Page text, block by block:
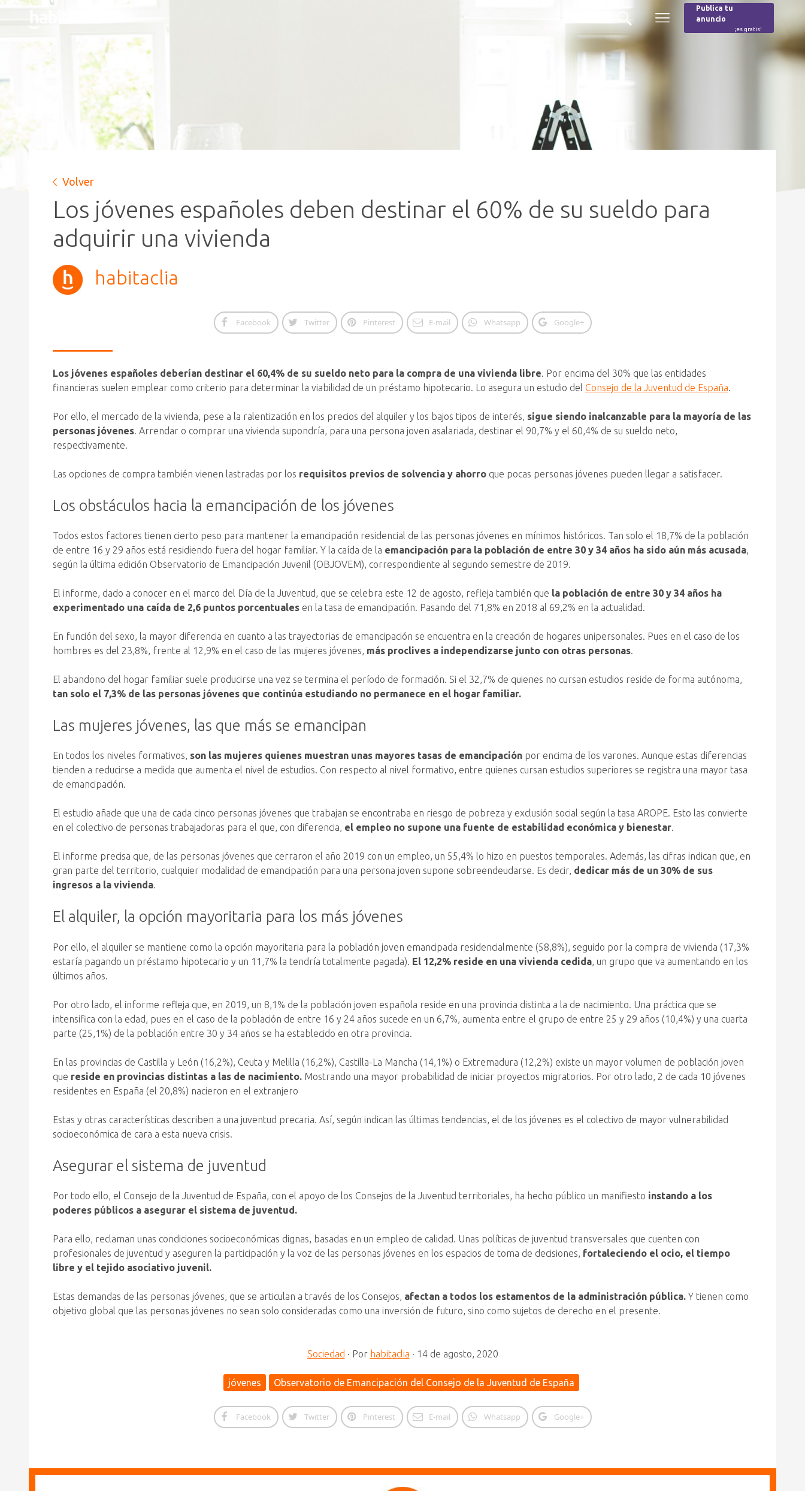
Buscar
Menú
Publica tu
anuncio
¡es gratis!
Volver
Los jóvenes españoles deben destinar el 60% de su sueldo para
adquirir una vivienda
habitaclia
Facebook Twitter Pinterest E-mail Whatsapp Google+
Los jóvenes españoles deberían destinar el 60,4% de su sueldo neto para la compra de una vivienda libre. Por encima del 30% que las entidades
financieras suelen emplear como criterio para determinar la viabilidad de un préstamo hipotecario. Lo asegura un estudio del Consejo de la Juventud de España.
Por ello, el mercado de la vivienda, pese a la ralentización en los precios del alquiler y los bajos tipos de interés, sigue siendo inalcanzable para la mayoría de las
personas jóvenes. Arrendar o comprar una vivienda supondría, para una persona joven asalariada, destinar el 90,7% y el 60,4% de su sueldo neto,
respectivamente.
Las opciones de compra también vienen lastradas por los requisitos previos de solvencia y ahorro que pocas personas jóvenes pueden llegar a satisfacer.
Los obstáculos hacia la emancipación de los jóvenes
Todos estos factores tienen cierto peso para mantener la emancipación residencial de las personas jóvenes en mínimos históricos. Tan solo el 18,7% de la población
de entre 16 y 29 años está residiendo fuera del hogar familiar. Y la caída de la emancipación para la población de entre 30 y 34 años ha sido aún más acusada,
según la última edición Observatorio de Emancipación Juvenil (OBJOVEM), correspondiente al segundo semestre de 2019.
El informe, dado a conocer en el marco del Día de la Juventud, que se celebra este 12 de agosto, refleja también que la población de entre 30 y 34 años ha
experimentado una caída de 2,6 puntos porcentuales en la tasa de emancipación. Pasando del 71,8% en 2018 al 69,2% en la actualidad.
En función del sexo, la mayor diferencia en cuanto a las trayectorias de emancipación se encuentra en la creación de hogares unipersonales. Pues en el caso de los
hombres es del 23,8%, frente al 12,9% en el caso de las mujeres jóvenes, más proclives a independizarse junto con otras personas.
El abandono del hogar familiar suele producirse una vez se termina el período de formación. Si el 32,7% de quienes no cursan estudios reside de forma autónoma,
tan solo el 7,3% de las personas jóvenes que continúa estudiando no permanece en el hogar familiar.
Las mujeres jóvenes, las que más se emancipan
En todos los niveles formativos, son las mujeres quienes muestran unas mayores tasas de emancipación por encima de los varones. Aunque estas diferencias
tienden a reducirse a medida que aumenta el nivel de estudios. Con respecto al nivel formativo, entre quienes cursan estudios superiores se registra una mayor tasa
de emancipación.
El estudio añade que una de cada cinco personas jóvenes que trabajan se encontraba en riesgo de pobreza y exclusión social según la tasa AROPE. Esto las convierte
en el colectivo de personas trabajadoras para el que, con diferencia, el empleo no supone una fuente de estabilidad económica y bienestar.
El informe precisa que, de las personas jóvenes que cerraron el año 2019 con un empleo, un 55,4% lo hizo en puestos temporales. Además, las cifras indican que, en
gran parte del territorio, cualquier modalidad de emancipación para una persona joven supone sobreendeudarse. Es decir, dedicar más de un 30% de sus
ingresos a la vivienda.
El alquiler, la opción mayoritaria para los más jóvenes
Por ello, el alquiler se mantiene como la opción mayoritaria para la población joven emancipada residencialmente (58,8%), seguido por la compra de vivienda (17,3%
estaría pagando un préstamo hipotecario y un 11,7% la tendría totalmente pagada). El 12,2% reside en una vivienda cedida, un grupo que va aumentando en los
últimos años.
Por otro lado, el informe refleja que, en 2019, un 8,1% de la población joven española reside en una provincia distinta a la de nacimiento. Una práctica que se
intensifica con la edad, pues en el caso de la población de entre 16 y 24 años sucede en un 6,7%, aumenta entre el grupo de entre 25 y 29 años (10,4%) y una cuarta
parte (25,1%) de la población entre 30 y 34 años se ha establecido en otra provincia.
En las provincias de Castilla y León (16,2%), Ceuta y Melilla (16,2%), Castilla-La Mancha (14,1%) o Extremadura (12,2%) existe un mayor volumen de población joven
que reside en provincias distintas a las de nacimiento. Mostrando una mayor probabilidad de iniciar proyectos migratorios. Por otro lado, 2 de cada 10 jóvenes
residentes en España (el 20,8%) nacieron en el extranjero
Estas y otras características describen a una juventud precaria. Así, según indican las últimas tendencias, el de los jóvenes es el colectivo de mayor vulnerabilidad
socioeconómica de cara a esta nueva crisis.
Asegurar el sistema de juventud
Por todo ello, el Consejo de la Juventud de España, con el apoyo de los Consejos de la Juventud territoriales, ha hecho público un manifiesto instando a los
poderes públicos a asegurar el sistema de juventud.
Para ello, reclaman unas condiciones socioeconómicas dignas, basadas en un empleo de calidad. Unas políticas de juventud transversales que cuenten con
profesionales de juventud y aseguren la participación y la voz de las personas jóvenes en los espacios de toma de decisiones, fortaleciendo el ocio, el tiempo
libre y el tejido asociativo juvenil.
Estas demandas de las personas jóvenes, que se articulan a través de los Consejos, afectan a todos los estamentos de la administración pública. Y tienen como
objetivo global que las personas jóvenes no sean solo consideradas como una inversión de futuro, sino como sujetos de derecho en el presente.
Sociedad · Por habitaclia · 14 de agosto, 2020
jóvenes Observatorio de Emancipación del Consejo de la Juventud de España
Facebook Twitter Pinterest E-mail Whatsapp Google+